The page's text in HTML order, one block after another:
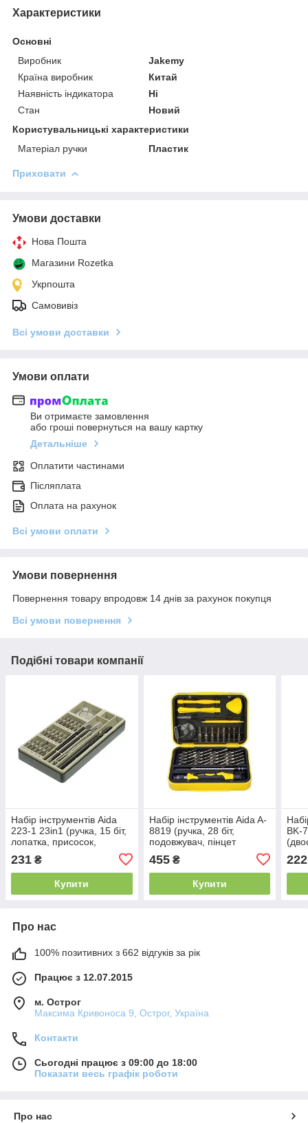
Характеристики
Основні
Виробник
Jakemy
Країна виробник
Китай
Наявність індикатора
Ні
Стан
Новий
Користувальницькі характеристики
Матеріал ручки
Пластик
Приховати
Умови доставки
Нова Пошта
Магазини Rozetka
Укрпошта
Самовивіз
Всі умови доставки
Умови оплати
Ви отримаєте замовлення
або гроші повернуться на вашу картку
Детальніше
Оплатити частинами
Післяплата
Оплата на рахунок
Всі умови оплати
Умови повернення
Повернення товару впродовж 14 днів за рахунок покупця
Всі умови повернення
Подібні товари компанії
Набір інструментів Aida
223-1 23in1 (ручка, 15 біт,
лопатка, присосок,
медіатор, 2 пінцети, SIM-
ключ, магнітайзер)
231 ₴
Купити
Набір інструментів Aida A-
8819 (ручка, 28 біт,
подовжувач, пінцет
медіатор, присоска, SIM-
ключ)
455₴
Купити
BK-
222
Про нас
100% позитивних з 662 відгуків за рік
Працює з 12.07.2015
м. Острог
Максима Кривоноса 9, Острог, Україна
Контакти
Сьогодні працює з 09:00 до 18:00
Показати весь графік роботи
Про нас